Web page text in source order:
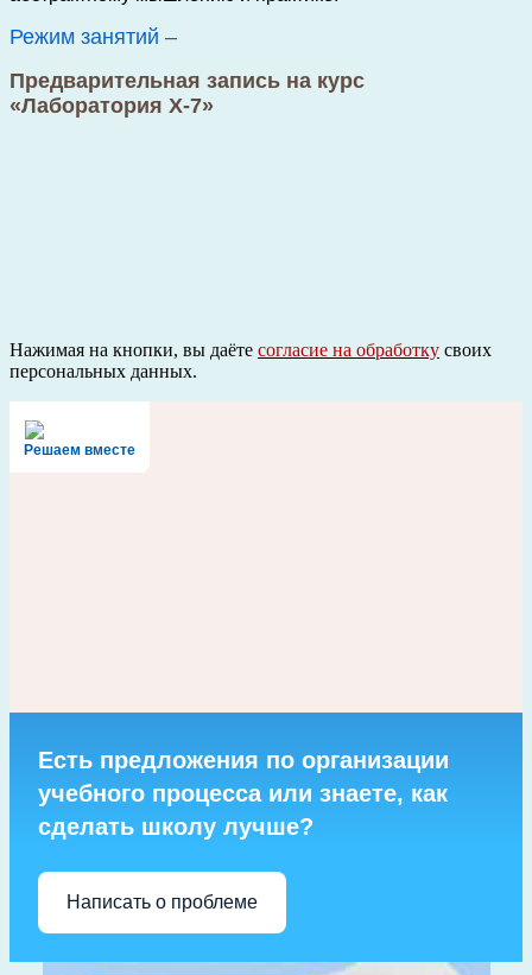
Режим занятий –
Предварительная запись на курс
«Лаборатория Х-7»
Нажимая на кнопки, вы даёте согласие на обработку своих
персональных данных.
Решаем вместе
Есть предложения по организации
учебного процесса или знаете, как
сделать школу лучше?
Написать о проблеме